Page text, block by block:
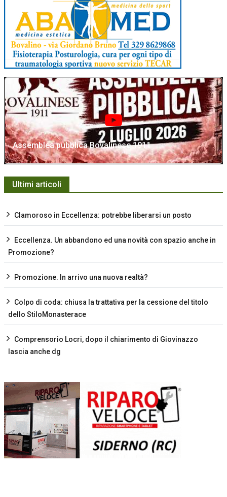
Assemblea pubblica Bovalinese 1911
Ultimi articoli
Clamoroso in Eccellenza: potrebbe liberarsi un posto
Eccellenza. Un abbandono ed una novità con spazio anche in
Promozione?
Promozione. In arrivo una nuova realtà?
Colpo di coda: chiusa la trattativa per la cessione del titolo
dello StiloMonasterace
Comprensorio Locri, dopo il chiarimento di Giovinazzo
lascia anche dg